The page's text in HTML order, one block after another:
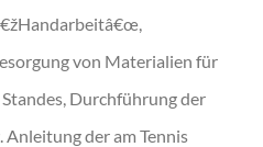
von Materialien für
Durchführung der
Anleitung der am Tennis